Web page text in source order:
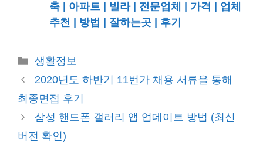
축 | 아파트 | 빌라 | 전문업체 | 가격 | 업체
추천 | 방법 | 잘하는곳 | 후기
카
테
리
생활정보
2020년도 하반기 11번가 채용 서류을 통해
최종면접 후기
삼성 핸드폰 갤러리 앱 업데이트 방법 (최신
버전 확인)